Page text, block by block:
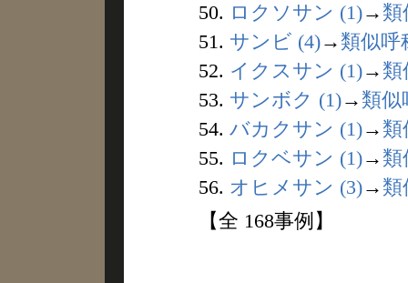
50. ロクソサン (1)→ 類
51. サンビ (4)→ 類似呼
52. イクスサン (1)→ 類
53. サンボク (1)→ 類似
54. バカクサン (1)→ 類
55. ロクベサン (1)→ 類
56. オヒメサン (3)→ 類
【全 168事例】